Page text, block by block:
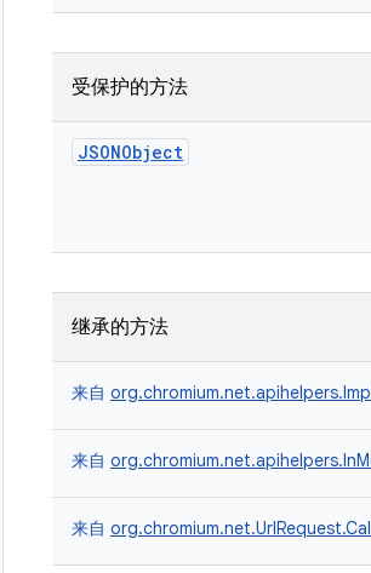
受保护的方法
JSONObject
继承的方法
来自
来自
来自